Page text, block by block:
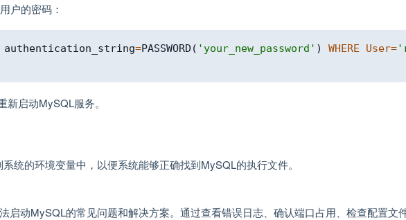
户的密码：
authentication_string=PASSWORD ( 'your_new_password' ) WHERE User=
启动MySQL服务。
统的环境变量中，以便系统能够正确找到MySQL的执行文件。
启动MySQL的常见问题和解决方案。通过查看错误日志、确认端口占用、检查配置文